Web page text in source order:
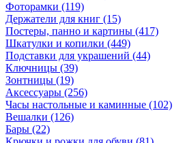
Фоторамки (119)
Держатели для книг (15)
Постеры, панно и картины (417)
Шкатулки и копилки (449)
Подставки для украшений (44)
Ключницы (39)
Зонтницы (19)
Аксессуары (256)
Часы настольные и каминные (102)
Вешалки (126)
Бары (22)